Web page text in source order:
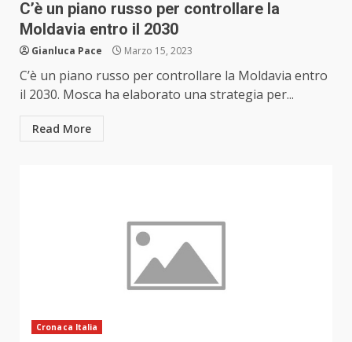
C’è un piano russo per controllare la
Moldavia entro il 2030
Gianluca Pace Marzo 15, 2023
C’è un piano russo per controllare la Moldavia entro
il 2030. Mosca ha elaborato una strategia per...
Read More
Cronaca Italia